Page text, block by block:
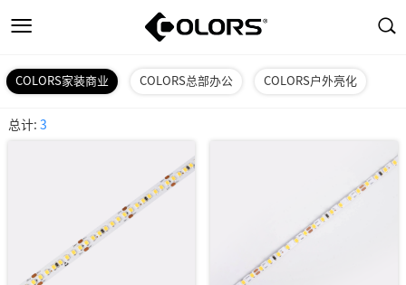
COLORS家装商业 COLORS总部办公 COLORS户外亮化
总计: 3